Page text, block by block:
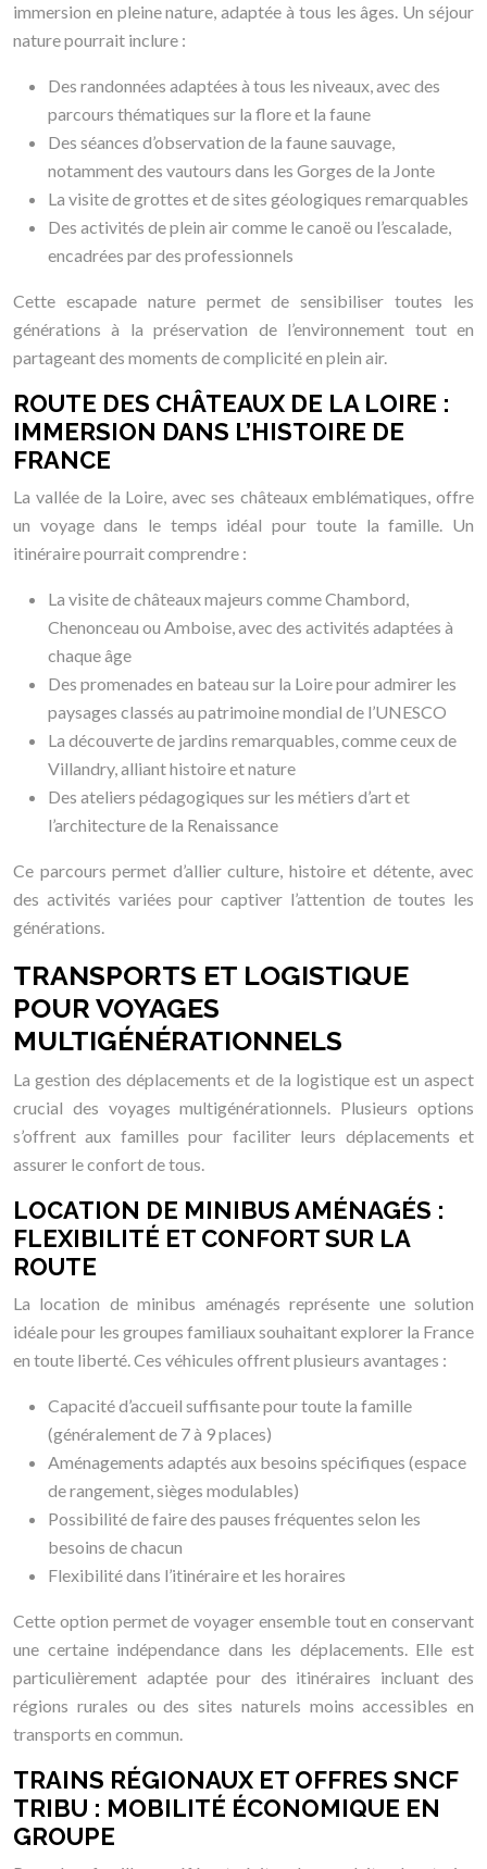
immersion en pleine nature, adaptée à tous les âges. Un séjour
nature pourrait inclure :
Des randonnées adaptées à tous les niveaux, avec des
parcours thématiques sur la flore et la faune
Des séances d’observation de la faune sauvage,
notamment des vautours dans les Gorges de la Jonte
La visite de grottes et de sites géologiques remarquables
Des activités de plein air comme le canoë ou l’escalade,
encadrées par des professionnels
Cette escapade nature permet de sensibiliser toutes les
générations à la préservation de l’environnement tout en
partageant des moments de complicité en plein air.
ROUTE DES CHÂTEAUX DE LA LOIRE :
IMMERSION DANS L’HISTOIRE DE
FRANCE
La vallée de la Loire, avec ses châteaux emblématiques, offre
un voyage dans le temps idéal pour toute la famille. Un
itinéraire pourrait comprendre :
La visite de châteaux majeurs comme Chambord,
Chenonceau ou Amboise, avec des activités adaptées à
chaque âge
Des promenades en bateau sur la Loire pour admirer les
paysages classés au patrimoine mondial de l’UNESCO
La découverte de jardins remarquables, comme ceux de
Villandry, alliant histoire et nature
Des ateliers pédagogiques sur les métiers d’art et
l’architecture de la Renaissance
Ce parcours permet d’allier culture, histoire et détente, avec
des activités variées pour captiver l’attention de toutes les
générations.
TRANSPORTS ET LOGISTIQUE
POUR VOYAGES
MULTIGÉNÉRATIONNELS
La gestion des déplacements et de la logistique est un aspect
crucial des voyages multigénérationnels. Plusieurs options
s’offrent aux familles pour faciliter leurs déplacements et
assurer le confort de tous.
LOCATION DE MINIBUS AMÉNAGÉS :
FLEXIBILITÉ ET CONFORT SUR LA
ROUTE
La location de minibus aménagés représente une solution
idéale pour les groupes familiaux souhaitant explorer la France
en toute liberté. Ces véhicules offrent plusieurs avantages :
Capacité d’accueil suffisante pour toute la famille
(généralement de 7 à 9 places)
Aménagements adaptés aux besoins spécifiques (espace
de rangement, sièges modulables)
Possibilité de faire des pauses fréquentes selon les
besoins de chacun
Flexibilité dans l’itinéraire et les horaires
Cette option permet de voyager ensemble tout en conservant
une certaine indépendance dans les déplacements. Elle est
particulièrement adaptée pour des itinéraires incluant des
régions rurales ou des sites naturels moins accessibles en
transports en commun.
TRAINS RÉGIONAUX ET OFFRES SNCF
TRIBU : MOBILITÉ ÉCONOMIQUE EN
GROUPE